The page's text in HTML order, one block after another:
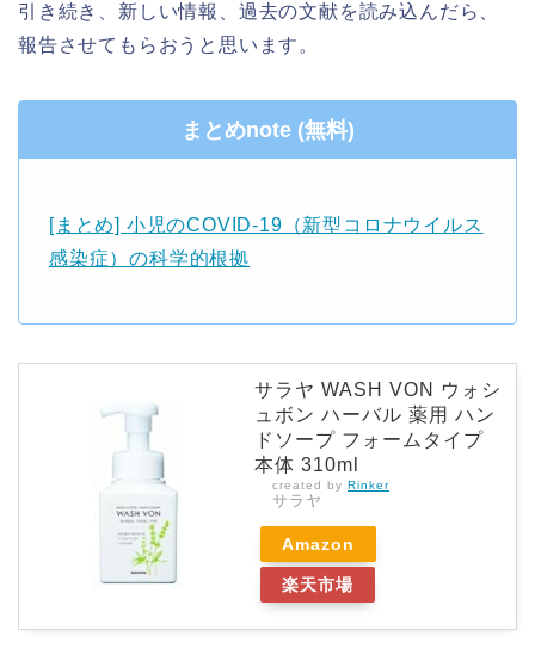
引き続き、新しい情報、過去の文献を読み込んだら、
報告させてもらおうと思います。
まとめnote (無料)
[まとめ] 小児のCOVID-19（新型コロナウイルス
感染症）の科学的根拠
サラヤ WASH VON ウォシ
ュボン ハーバル 薬用 ハン
ドソープ フォームタイプ
本体 310ml
created by Rinker
サラヤ
Amazon
楽天市場